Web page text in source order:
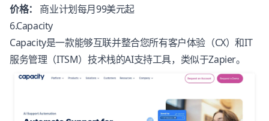
价格：
商业计划每月99美元起
6.Capacity
Capacity是一款能够互联并整合您所有客户体验（CX）和IT
服务管理（ITSM）技术栈的AI支持工具，类似于Zapier。